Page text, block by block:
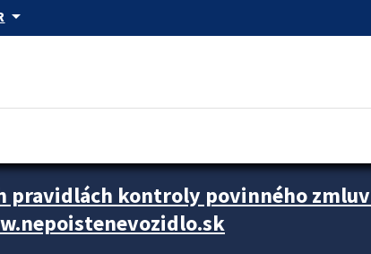
arrow_drop_down
pravidlách kontroly povinného